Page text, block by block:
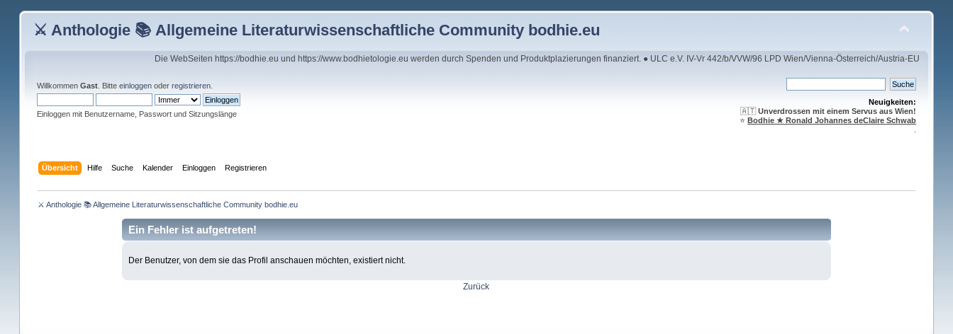
⚔ Anthologie 📚 Allgemeine Literaturwissenschaftliche Community bodhie.eu
Die WebSeiten https://bodhie.eu und https://www.bodhietologie.eu werden durch Spenden und Produktplazierungen finanziert. ● ULC e.V. IV-Vr 442/b/VVW/96 LPD Wien/Vienna-Österreich/Austria-EU
Willkommen Gast. Bitte einloggenoder registrieren.
Einloggen mit Benutzername, Passwort und Sitzungslänge
Neuigkeiten:
🇦🇹Unverdrossen mit einem Servus aus Wien!
⭐️Bodhie ★ Ronald Johannes deClaire Schwab
Übersicht Hilfe Suche Kalender Einloggen Registrieren
⚔ Anthologie 📚 Allgemeine Literaturwissenschaftliche Community bodhie.eu
Ein Fehler ist aufgetreten!
Der Benutzer, von dem sie das Profil anschauen möchten, existiert nicht.
Zurück